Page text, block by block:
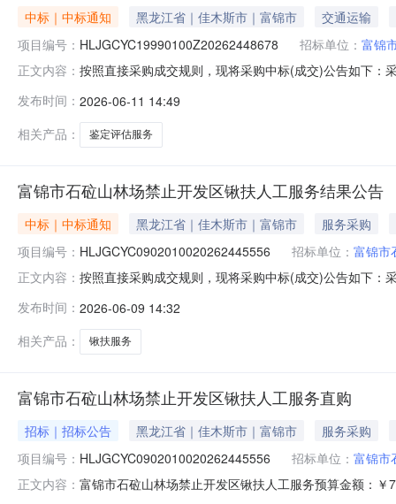
中标｜中标通知 黑龙江省｜佳木斯市｜富锦市
交通运输
项目编号： HLJGCYC19990100Z20262448678 招标单位： 富锦
正文内容： 按照直接采购成交规则，现将采购中标(成交)公告如下
鉴定评估有限公司中选2026-06-1115000.00%
发布时间： 2026-06-11 14:49
相关产品：
鉴定评估服务
富锦市石砬山林场禁止开发区锹扶人工服务结果公告
中标｜中标通知 黑龙江省｜佳木斯市｜富锦市
服务采购
项目编号： HLJGCYC0902010020262445556 招标单位： 富锦市
正文内容： 按照直接采购成交规则，现将采购中标(成交)公告如下
务队中选2026-06-0974340.00%
发布时间： 2026-06-09 14:32
相关产品：
锹扶服务
富锦市石砬山林场禁止开发区锹扶人工服务直购
招标｜招标公告 黑龙江省｜佳木斯市｜富锦市
服务采购
项目编号： HLJGCYC0902010020262445556 招标单位： 富锦市
正文内容： 富锦市石砬山林场禁止开发区锹扶人工服务预算金额：